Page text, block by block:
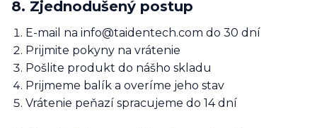
8. Zjednodušený postup
E-mail na info@taidentech.com do 30 dní
Prijmite pokyny na vrátenie
Pošlite produkt do nášho skladu
Prijmeme balík a overíme jeho stav
Vrátenie peňazí spracujeme do 14 dní